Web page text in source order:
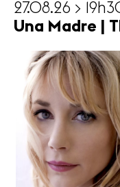
27.08.26 >
Una Madre |